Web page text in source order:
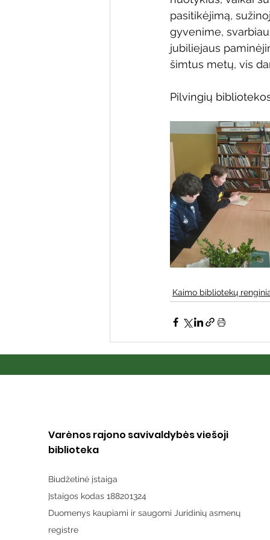
pasitikėjimą,
gyvenime,
jubiliejaus
šimtus metų, vis
Pilvingių
Kaimo bibliotekų
Varėnos rajono savivaldybės viešoji
biblioteka
Biudžetinė įstaiga
Įstaigos kodas 188201324
Duomenys kaupiami ir saugomi Juridinių asmenų
registre